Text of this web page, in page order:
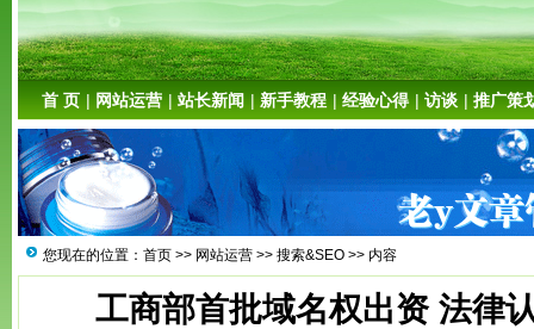
首 页 | 网站运营 |站长新闻 | 新手教程 | 经验心得 | 访谈 | 推广策
您现在的位置： 首页 >> 网站运营 >> 搜索&SEO >> 内容
工商部首批域名权出资 法律